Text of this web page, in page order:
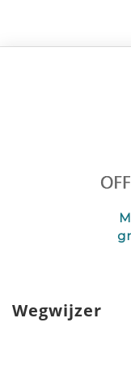
Wegwijzer